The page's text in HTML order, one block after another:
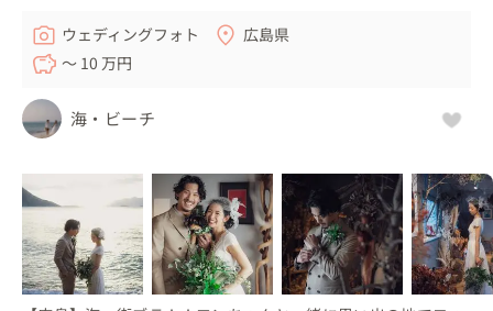
ウェディングフォト
広島県
〜 10 万円
海・ビーチ